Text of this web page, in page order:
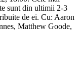
sunt din ultimii 2-3
de ei. Cu: Aaron
Matthew Goode,